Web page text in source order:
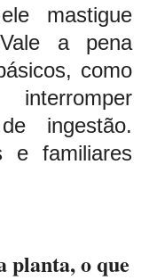
mastigue
a pena
como
interromper
ingestão.
e familiares
planta, o que